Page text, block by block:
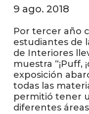
9 ago. 2018
Por tercer año
estudiantes de
de Interiores
muestra “¡Puff,
exposición
todas las
permitió tener
diferentes